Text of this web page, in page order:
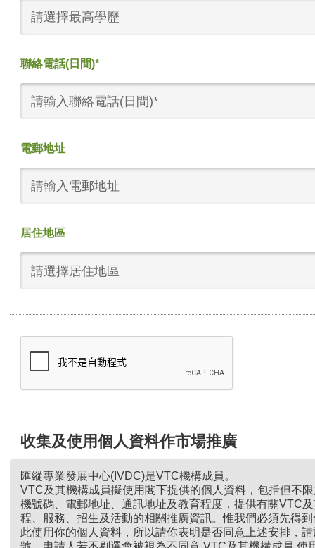
請選擇最高學歷
聯絡電話(日間)*
電郵地址
居住地區
請選擇居住地區
收集及使用個人資料作市場推廣
匯縱專業發展中心(IVDC)是VTC機構成員。
VTC及其機構成員擬使用閣下提供的個人資料，包括但不
機號碼、電郵地址、通訊地址及教育程度，提供有關VTC
程、服務、招生及活動的相關推廣資訊。惟我們必須先得
此使用你的個人資料，所以請你表明是否同意上述安排，